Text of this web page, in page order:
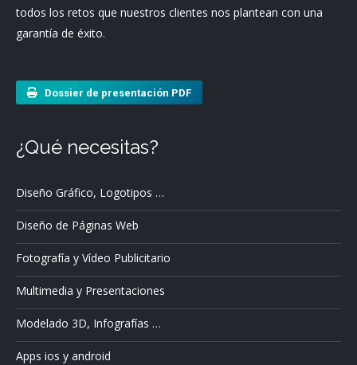
todos los retos que nuestros clientes nos plantean con una
garantía de éxito.
Dossier de presentación PDF
¿Qué necesitas?
Diseño Gráfico, Logotipos …
Diseño de Páginas Web
Fotografía y Vídeo Publicitario
Multimedia y Presentaciones
Modelado 3D, Infografías …
Apps ios y android